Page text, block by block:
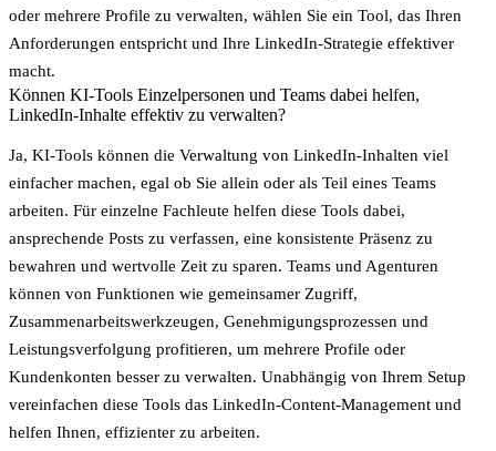
oder mehrere Profile zu verwalten, wählen Sie ein Tool, das Ihren
Anforderungen entspricht und Ihre LinkedIn-Strategie effektiver
macht.
Können KI-Tools Einzelpersonen und Teams dabei helfen,
LinkedIn-Inhalte effektiv zu verwalten?
Ja, KI-Tools können die Verwaltung von LinkedIn-Inhalten viel
einfacher machen, egal ob Sie allein oder als Teil eines Teams
arbeiten. Für einzelne Fachleute helfen diese Tools dabei,
ansprechende Posts zu verfassen, eine konsistente Präsenz zu
bewahren und wertvolle Zeit zu sparen. Teams und Agenturen
können von Funktionen wie gemeinsamer Zugriff,
Zusammenarbeitswerkzeugen, Genehmigungsprozessen und
Leistungsverfolgung profitieren, um mehrere Profile oder
Kundenkonten besser zu verwalten. Unabhängig von Ihrem Setup
vereinfachen diese Tools das LinkedIn-Content-Management und
helfen Ihnen, effizienter zu arbeiten.